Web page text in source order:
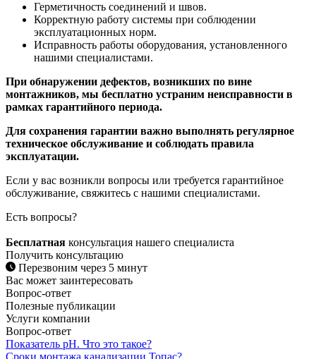
Герметичность соединений и швов.
Корректную работу системы при соблюдении
эксплуатационных норм.
Исправность работы оборудования, установленного
нашими специалистами.
При обнаружении дефектов, возникших по вине
монтажников, мы бесплатно устраним неисправности в
рамках гарантийного периода.
Для сохранения гарантии важно выполнять регулярное
техническое обслуживание и соблюдать правила
эксплуатации.
Если у вас возникли вопросы или требуется гарантийное
обслуживание, свяжитесь с нашими специалистами.
Есть вопросы?
Бесплатная консультация нашего специалиста
Получить консультацию
Перезвоним через 5 минут
Вас может заинтересовать
Вопрос-ответ
Полезные публикации
Услуги компании
Вопрос-ответ
Показатель рН. Что это такое?